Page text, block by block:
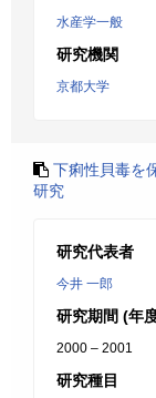
水産学一般
研究機関
京都大学
下痢性貝毒を
研究
研究代表者
今井 一郎
研究期間 (年
2000 – 2001
研究種目